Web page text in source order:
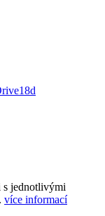
s jednotlivými
více informací